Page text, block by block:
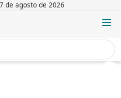
de agosto de 2026